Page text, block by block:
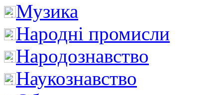
Музика
Народні промисли
Народознавство
Наукознавство